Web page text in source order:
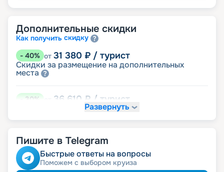
Дополнительные скидки
Как получить скидку
- 40% от 31 380 ₽ / турист
Скидки за размещение на дополнительных
места
30% 36 610 ₽ / турист
размещение
47 070
Скидкадетям
Скидкапенсионерам
Развернуть
Пишите в Telegram
Быстрые ответы на вопросы
Поможем с выбором круиза